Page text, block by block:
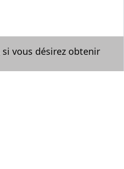
si vous désirez obtenir